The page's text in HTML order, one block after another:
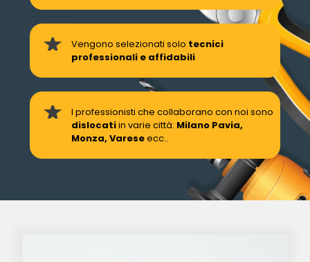
Vengono selezionati solo tecnici
professionali e affidabili
I professionisti che collaborano con noi sono
dislocatiin varie città: Milano Pavia,
Monza, Vareseecc..